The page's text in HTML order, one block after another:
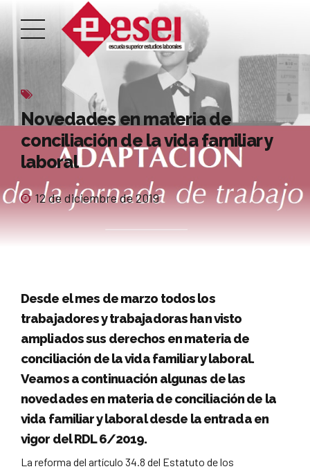
Novedades en materia de
conciliación de la vida familiar y
laboral
12 de diciembre de 2019
Desde el mes de marzo todos los
trabajadores y trabajadoras han visto
ampliados sus derechos en materia de
conciliación de la vida familiar y laboral.
Veamos a continuación algunas de las
novedades en materia de conciliación de la
vida familiar y laboral desde la entrada en
vigor del RDL 6/2019.
La reforma del artículo 34.8 del Estatuto de los